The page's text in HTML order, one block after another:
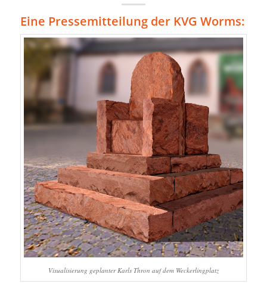
Eine Pressemitteilung der KVG Worms:
Visualisierung geplanter Karls Thron auf dem Weckerlingplatz